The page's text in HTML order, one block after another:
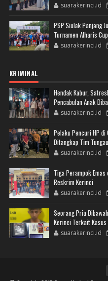
suarakerinci.id
PSP Siulak Panjang
Turnamen Alharis Cup
suarakerinci.id
KRIMINAL
Hendak Kabur,
Pencabulan Anak
suarakerinci.id
Pelaku Pencuri HP di
Ditangkap Tim
suarakerinci.id
Tiga Perampok
Reskrim Kerinci
suarakerinci.id
Seorang Pria
Kerinci Terkait Kasus
suarakerinci.id